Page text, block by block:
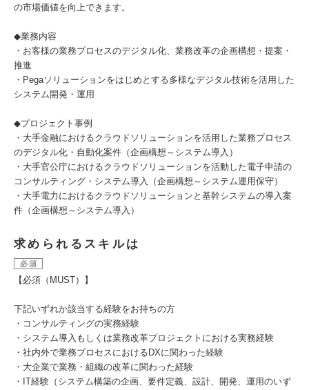
の市場価値を向上できます。
◆業務内容
・お客様の業務プロセスのデジタル化、業務改革の企画構想・提案・
推進
・Pegaソリューションをはじめとする多様なデジタル技術を活用した
システム開発・運用
◆プロジェクト事例
・大手金融におけるクラウドソリューションを活用した業務プロセス
のデジタル化・自動化案件（企画構想～システム導入）
・大手官公庁におけるクラウドソリューションを活動した電子申請の
コンサルティング・システム導入（企画構想～システム運用保守）
・大手電力におけるクラウドソリューションと基幹システムの導入案
件（企画構想～システム導入）
求められるスキルは
必須
【必須（MUST）】
下記いずれか該当する経験をお持ちの方
・コンサルティングの実務経験
・システム導入もしくは業務改革プロジェクトにおける実務経験
・社内外で業務プロセスにおけるDXに関わった経験
・大企業で業務・組織の改革に関わった経験
・IT経験（システム構築の企画、要件定義、設計、開発、運用のいず